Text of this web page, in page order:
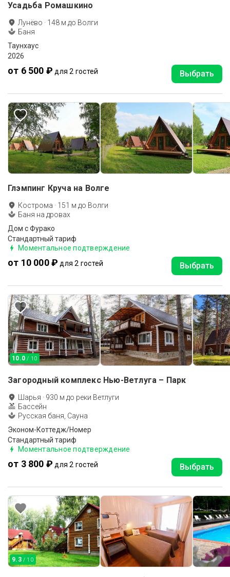
Усадьба Ромашкино
Лунёво · 148 м до Волги
Баня
Таунхаус
2026
от 6 500 ₽ для 2 гостей Выбрать
Глэмпинг Круча на Волге
Кострома · 151 м до Волги
Баня на дровах
Дом с Фурако
Стандартный тариф
Моментальное подтверждение
от 10 000 ₽ для 2 гостей Выбрать
10.0 / 10
Загородный комплекс Нью-Ветлуга – Парк
Шарья · 930 м до реки Ветлуги
Бассейн
Русская баня, Сауна
Эконом-Коттедж/Номер
Стандартный тариф
Моментальное подтверждение
от 3 800 ₽ для 2 гостей Выбрать
9.3 / 10